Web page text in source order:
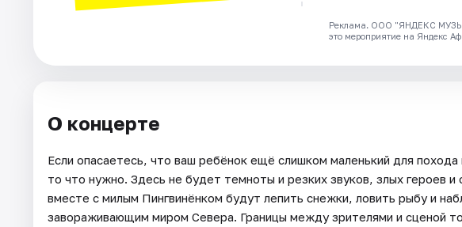
Реклама. ООО "ЯНДЕКС
это мероприятие на Яндекс
О концерте
Если опасаетесь, что ваш ребёнок ещё слишком маленький для
то что нужно. Здесь не будет темноты и резких звуков, злых героев
вместе с милым Пингвинёнком будут лепить снежки, ловить рыбу и
завораживающим миром Севера. Границы между зрителями и сценой